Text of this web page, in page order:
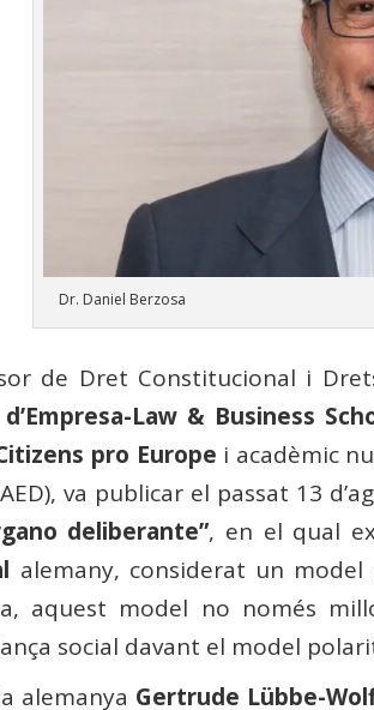
Dr. Daniel Berzosa
de Dret Constitucional i
Law & Business
pro Europe i acadèmic
va publicar el passat 13
deliberante”, en el qual
alemany, considerat un
aquest model no només
social davant el model
alemanya Gertrude Lübbe-